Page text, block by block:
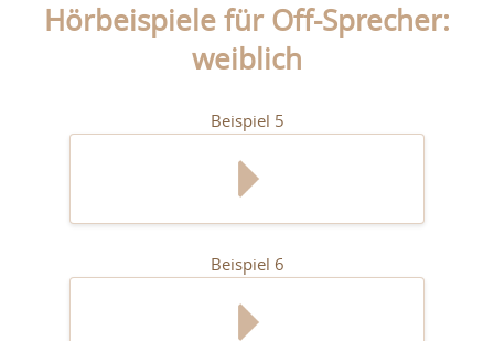
Hörbeispiele für Off-Sprecher:
weiblich
Beispiel 5
Beispiel 6